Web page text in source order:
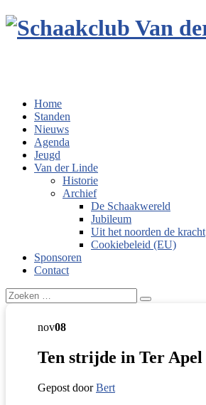
Home
Standen
Nieuws
Agenda
Jeugd
Van der Linde
Historie
Archief
De Schaakwereld
Jubileum
Uit het noorden de kracht
Cookiebeleid (EU)
Sponsoren
Contact
nov08
Ten strijde in Ter Apel
Gepost doorBert